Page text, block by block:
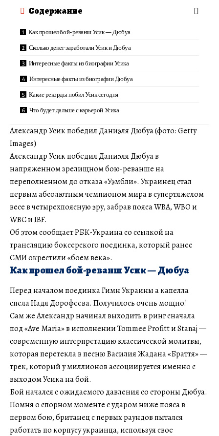
Содержание
Как прошел бой-реванш Усик — Дюбуа
Сколько денег заработали Усик и Дюбуа
Интересные факты из биографии Усика
Интересные факты из биографии Дюбуа
Какие рекорды побил Усик сегодня
Что будет дальше с карьерой Усика
Александр Усик победил Даниэля Дюбуа (фото: Getty
Images)
Александр Усик победил Даниэля Дюбуа в
напряженном зрелищном бою-реванше на
переполненном до отказа «Уэмбли». Украинец стал
первым абсолютным чемпионом мира в супертяжелом
весе в четырехпоясную эру, забрав пояса WBA, WBO и
WBC и IBF.
Об этом сообщает РБК-Украина со ссылкой на
трансляцию боксерского поединка, который ранее
СМИ окрестили «боем века».
Как прошел бой-реванш Усик — Дюбуа
Перед началом поединка Гимн Украины а капелла
спела Надя Дорофеева. Получилось очень мощно!
Сам же Александр начинал выходить в ринг сначала
под «Ave Maria» в исполнении Tommee Profitt и Stanaj —
современную интерпретацию классической молитвы,
которая перетекла в песню Василия Жадана «Браття» —
трек, который у миллионов ассоциируется именно с
выходом Усика на бой.
Бой начался с ожидаемого давления со стороны Дюбуа.
Помня о спорном моменте с ударом ниже пояса в
первом бою, британец с первых раундов пытался
работать по корпусу украинца, используя свое